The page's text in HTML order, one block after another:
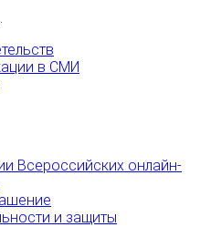
в СМИ
Всероссийских онлайн-
и защиты